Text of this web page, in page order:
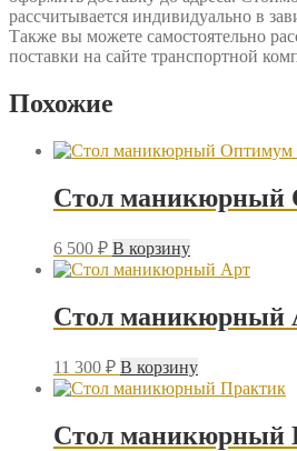
рассчитывается индивидуально в
Также вы можете самостоятельно
поставки на сайте транспортной
Похожие
Стол маникюрный
6 500 ₽ В корзину
Стол маникюрный
11 300 ₽ В корзину
Стол маникюрный